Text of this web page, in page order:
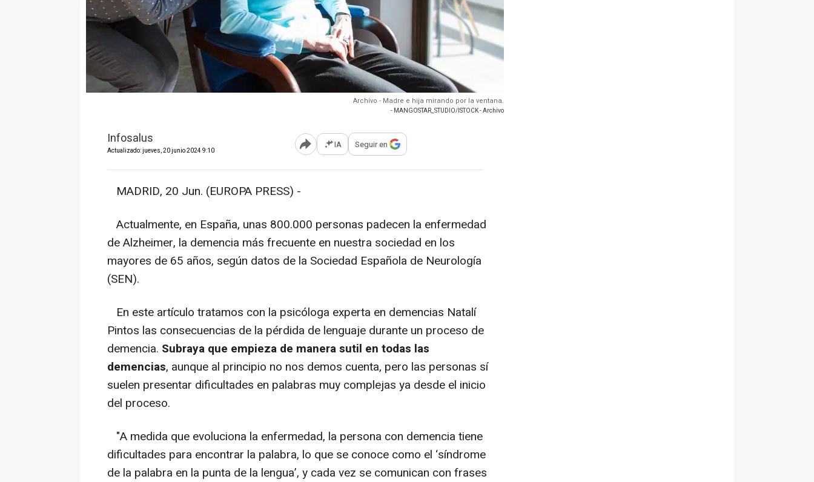
Archivo - Madre e hija mirando por la ventana.
- MANGOSTAR_STUDIO/ISTOCK - Archivo
Infosalus
Actualizado: jueves, 20 junio 2024 9:10 Abrir opciones para compartir
IA Seguir en
MADRID, 20 Jun. (EUROPA PRESS) -
Actualmente, en España, unas 800.000 personas padecen la enfermedad
de Alzheimer, la demencia más frecuente en nuestra sociedad en los
mayores de 65 años, según datos de la Sociedad Española de Neurología
(SEN).
En este artículo tratamos con la psicóloga experta en demencias Natalí
Pintos las consecuencias de la pérdida de lenguaje durante un proceso de
demencia. Subraya que empieza de manera sutil en todas las
demencias, aunque al principio no nos demos cuenta, pero las personas sí
suelen presentar dificultades en palabras muy complejas ya desde el inicio
del proceso.
"A medida que evoluciona la enfermedad, la persona con demencia tiene
dificultades para encontrar la palabra, lo que se conoce como el ‘síndrome
de la palabra en la punta de la lengua’, y cada vez se comunican con frases